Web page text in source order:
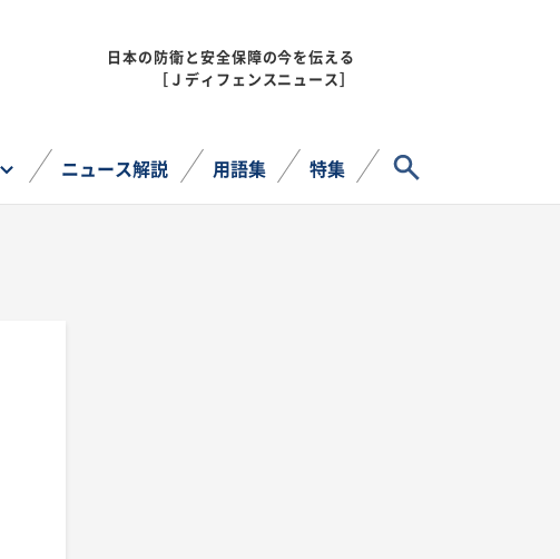
日本の防衛と安全保障の今を伝える
［Ｊディフェンスニュース］
ニュース解説 用語集 特集